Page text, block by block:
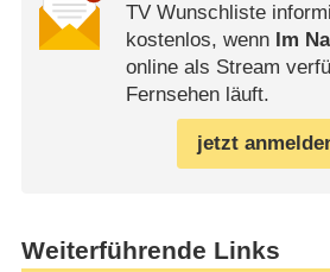
TV Wunschliste
kostenlos, wenn Im
online als Stream
Fernsehen läuft.
jetzt
Weiterführende Links